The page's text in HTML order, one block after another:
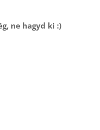
ne hagyd ki :)